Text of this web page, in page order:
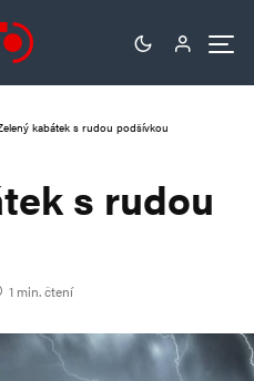
kabátek s rudou podšívkou
s rudou
1 min. čtení